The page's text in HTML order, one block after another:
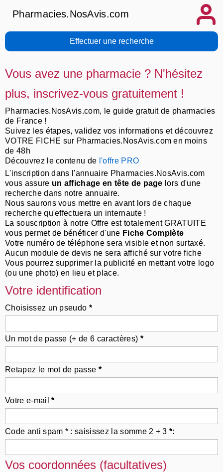
Pharmacies.NosAvis.com
Effectuer une recherche
Vous avez une pharmacie ? N'hésitez
plus, inscrivez-vous gratuitement !
Pharmacies.NosAvis.com, le guide gratuit de pharmacies
de France !
Suivez les étapes, validez vos informations et découvrez
VOTRE FICHE sur Pharmacies.NosAvis.com en moins
de 48h
Découvrez le contenu de l'offre PRO
L'inscription dans l'annuaire Pharmacies.NosAvis.com
vous assure un affichage en tête de page lors d'une
recherche dans notre annuaire.
Nous saurons vous mettre en avant lors de chaque
recherche qu'effectuera un internaute !
La souscription à notre Offre est totalement GRATUITE
vous permet de bénéficer d'une Fiche Complète
Votre numéro de téléphone sera visible et non surtaxé.
Aucun module de devis ne sera affiché sur votre fiche
Vous pourrez supprimer la publicité en mettant votre logo
(ou une photo) en lieu et place.
Votre identification
Choisissez un pseudo *
Un mot de passe (+ de 6 caractères) *
Retapez le mot de passe *
Votre e-mail*
Code anti spam * : saisissez la somme 2 + 3*:
Vos coordonnées (facultatives)